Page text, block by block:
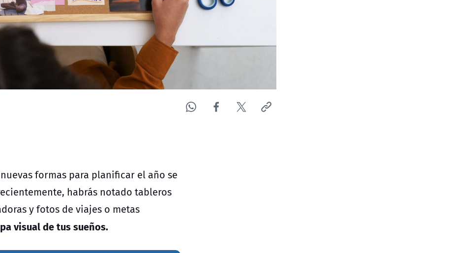
formas para planificar el año se
habrás notado tableros
y fotos de viajes o metas
visual de tus sueños.